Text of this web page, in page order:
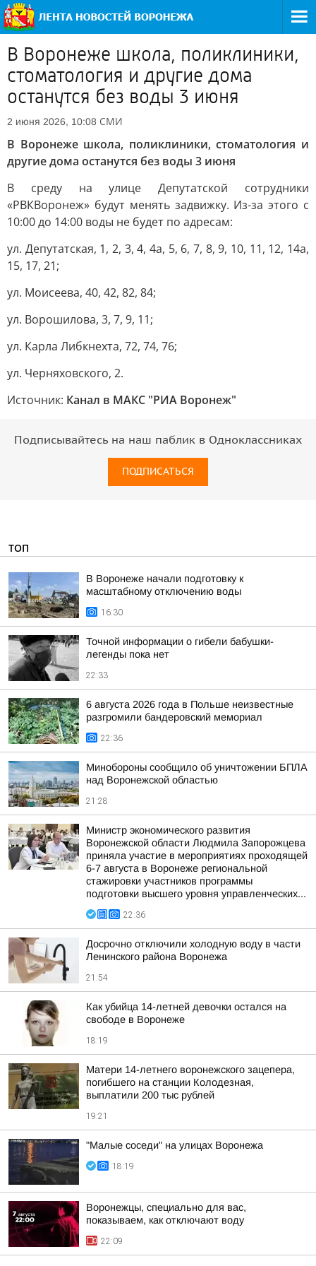
В Воронеже школа, поликлиники,
стоматология и другие дома
останутся без воды 3 июня
2 июня 2026, 10:08 СМИ
В Воронеже школа, поликлиники, стоматология и
другие дома останутся без воды 3 июня
В среду на улице Депутатской сотрудники
«РВКВоронеж» будут менять задвижку. Из-за этого с
10:00 до 14:00 воды не будет по адресам:
ул. Депутатская, 1, 2, 3, 4, 4а, 5, 6, 7, 8, 9, 10, 11, 12, 14а,
15, 17, 21;
ул. Моисеева, 40, 42, 82, 84;
ул. Ворошилова, 3, 7, 9, 11;
ул. Карла Либкнехта, 72, 74, 76;
ул. Черняховского, 2.
Источник: Канал в МАКС "РИА Воронеж"
Подписывайтесь на наш паблик в Одноклассниках
ПОДПИСАТЬСЯ
ТОП
В Воронеже начали подготовку к
масштабному отключению воды
16:30
Точной информации о гибели бабушки-
легенды пока нет
22:33
6 августа 2026 года в Польше неизвестные
разгромили бандеровский мемориал
22:36
Минобороны сообщило об уничтожении БПЛА
над Воронежской областью
21:28
Министр экономического развития
Воронежской области Людмила Запорожцева
приняла участие в мероприятиях проходящей
6-7 августа в Воронеже региональной
стажировки участников программы
подготовки высшего уровня управленческих...
22:36
Досрочно отключили холодную воду в части
Ленинского района Воронежа
21:54
Как убийца 14-летней девочки остался на
свободе в Воронеже
18:19
Матери 14-летнего воронежского зацепера,
погибшего на станции Колодезная,
выплатили 200 тыс рублей
19:21
"Малые соседи" на улицах Воронежа
18:19
Воронежцы, специально для вас,
показываем, как отключают воду
22:09